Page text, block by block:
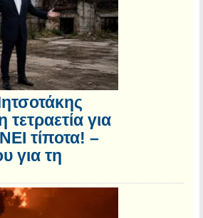
τετραετία για
τίποτα! –
για τη